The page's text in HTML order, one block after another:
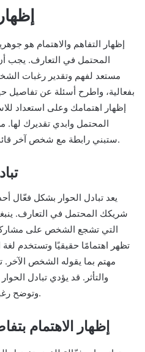
إظهار التفاهم والاهتمام هو
المحتمل في التعارف. يجب
مستعد لفهم وتقدير رغبات
بفعالية، واطرح أسئلة عن تفاصيل
إظهار اهتمامك وعلى استعداد
المحتمل وابدي تقديرك لها.
ستبني رابطة مع شخص آخر قائمة على الاحترام والثقة المتبادلة.
يعد تبادل الحوار بشكل فعّال
شريكك المحتمل في التعارف.
التي تشجع الشخص على
تظهر اهتمامًا حقيقيًا وتستخدم
مهتم بما يقوله الشخص الآخر.
والتأثر. قد يؤدي تبادل
وتوضح رغبات واحتياجات شريكك المحتمل.
إظهار الاهتمام